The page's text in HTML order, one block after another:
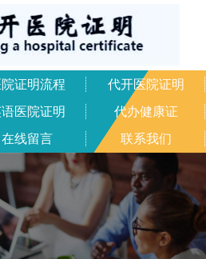
院证明流程
代开医院证明
医院证明
代办健康证
在线留言 联系我们